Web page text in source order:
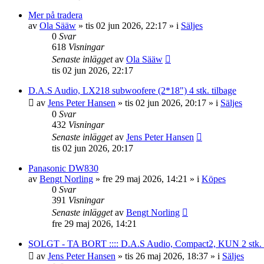
Mer på tradera
av Ola Sääw » tis 02 jun 2026, 22:17 » i Säljes
0 Svar
618 Visningar
Senaste inläggetav Ola Sääw
tis 02 jun 2026, 22:17
D.A.S Audio, LX218 subwoofere (2*18") 4 stk. tilbage
av Jens Peter Hansen » tis 02 jun 2026, 20:17 » i Säljes
0 Svar
432 Visningar
Senaste inläggetav Jens Peter Hansen
tis 02 jun 2026, 20:17
Panasonic DW830
av Bengt Norling » fre 29 maj 2026, 14:21 » i Köpes
0 Svar
391 Visningar
Senaste inläggetav Bengt Norling
fre 29 maj 2026, 14:21
SOLGT - TA BORT :::: D.A.S Audio, Compact2, KUN 2 stk.
av Jens Peter Hansen » tis 26 maj 2026, 18:37 » i Säljes